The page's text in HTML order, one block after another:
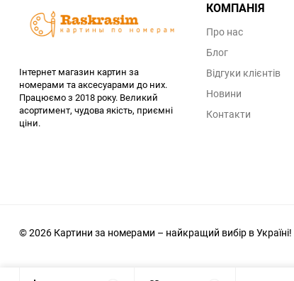
Інтернет магазин картин за
номерами та аксесуарами до них.
Працюємо з 2018 року. Великий
асортимент, чудова якість, приємні
ціни.
КОМПАНІЯ
Про нас
Блог
Відгуки клієнтів
Новини
Контакти
© 2026 Картини за номерами – найкращий вибір в Україні!